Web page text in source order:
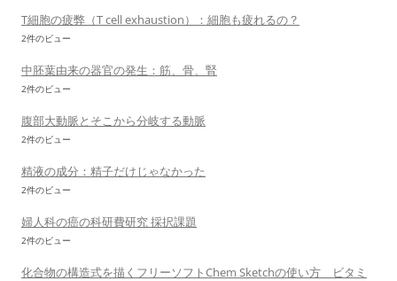
T細胞の疲弊（T cell exhaustion）：細胞も疲れるの？
2件のビュー
中胚葉由来の器官の発生：筋、骨、腎
2件のビュー
腹部大動脈とそこから分岐する動脈
2件のビュー
精液の成分：精子だけじゃなかった
2件のビュー
婦人科の癌の科研費研究 採択課題
2件のビュー
化合物の構造式を描くフリーソフトChem Sketchの使い方 ビタミ